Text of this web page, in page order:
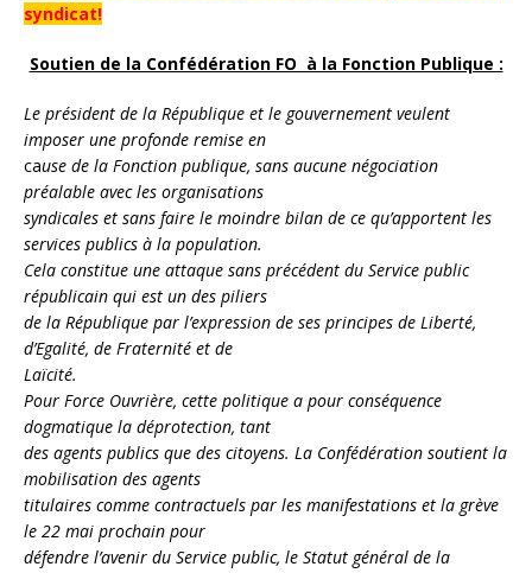
syndicat!
Soutien de la Confédération FO à la Fonction Publique :
Le président de la République et le gouvernement veulent
imposer une profonde remise en
cause de la Fonction publique, sans aucune négociation
préalable avec les organisations
syndicales et sans faire le moindre bilan de ce qu’apportent les
services publics à la population.
Cela constitue une attaque sans précédent du Service public
républicain qui est un des piliers
de la République par l’expression de ses principes de Liberté,
d’Egalité, de Fraternité et de
Laïcité.
Pour Force Ouvrière, cette politique a pour conséquence
dogmatique la déprotection, tant
des agents publics que des citoyens. La Confédération soutient la
mobilisation des agents
titulaires comme contractuels par les manifestations et la grève
le 22 mai prochain pour
défendre l’avenir du Service public, le Statut général de la